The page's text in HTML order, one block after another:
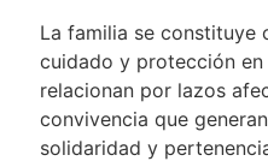
La familia se constituye
cuidado y protección
relacionan por lazos
convivencia que
solidaridad y